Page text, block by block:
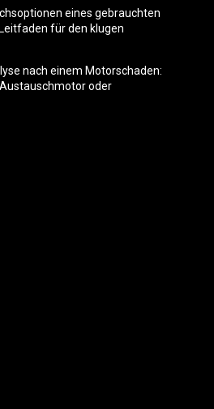
eines gebrauchten
für den klugen
nach einem Motorschaden:
oder